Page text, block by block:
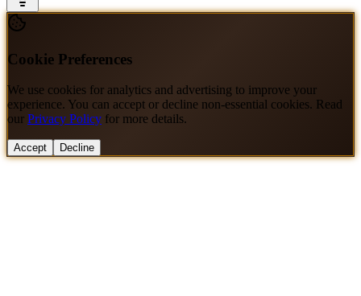
Cookie Preferences
We use cookies for analytics and advertising to improve your
experience. You can accept or decline non-essential cookies. Read
our Privacy Policy for more details.
Accept Decline